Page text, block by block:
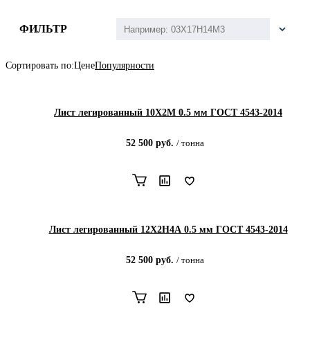
ФИЛЬТР
Сортировать по:ЦенеПопулярности
Лист легированный 10Х2М 0.5 мм ГОСТ 4543-2014
52 500руб. / тонна
Лист легированный 12Х2Н4А 0.5 мм ГОСТ 4543-2014
52 500руб. / тонна